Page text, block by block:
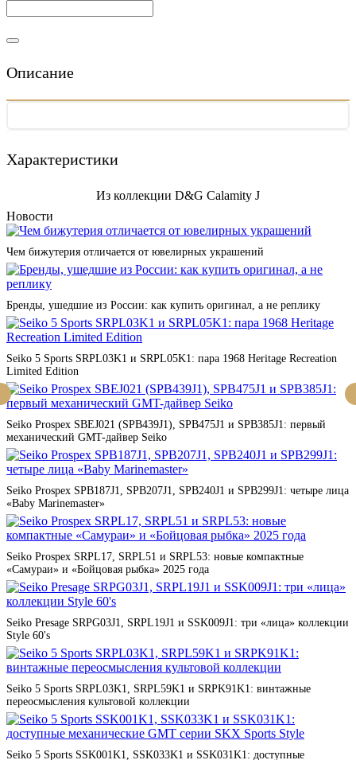
Описание
Характеристики
Из коллекции D&G Calamity J
Новости
Чем бижутерия отличается от ювелирных украшений
Бренды, ушедшие из России: как купить оригинал, а не реплику
Seiko 5 Sports SRPL03K1 и SRPL05K1: пара 1968 Heritage Recreation
Limited Edition
Seiko Prospex SBEJ021 (SPB439J1), SPB475J1 и SPB385J1: первый
механический GMT-дайвер Seiko
Seiko Prospex SPB187J1, SPB207J1, SPB240J1 и SPB299J1: четыре лица
«Baby Marinemaster»
Seiko Prospex SRPL17, SRPL51 и SRPL53: новые компактные
«Самураи» и «Бойцовая рыбка» 2025 года
Seiko Presage SRPG03J1, SRPL19J1 и SSK009J1: три «лица» коллекции
Style 60's
Seiko 5 Sports SRPL03K1, SRPL59K1 и SRPK91K1: винтажные
переосмысления культовой коллекции
Seiko 5 Sports SSK001K1, SSK033K1 и SSK031K1: доступные